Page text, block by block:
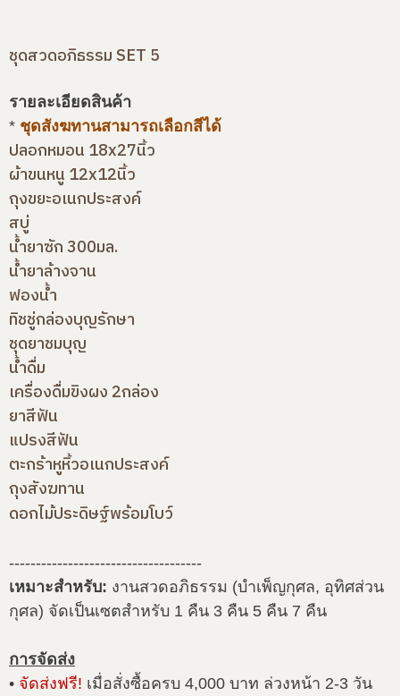
ชุดสวดอภิธรรม SET 5
รายละเอียดสินค้า
* ชุดสังฆทานสามารถเลือกสีได้
ปลอกหมอน 18x27นิ้ว
ผ้าขนหนู 12x12นิ้ว
ถุงขยะอเนกประสงค์
สบู่
น้ำยาซัก 300มล.
น้ำยาล้างจาน
ฟองน้ำ
ทิชชู่กล่องบุญรักษา
ชุดยาชมบุญ
น้ำดื่ม
เครื่องดื่มขิงผง 2กล่อง
ยาสีฟัน
แปรงสีฟัน
ตะกร้าหูหิ้วอเนกประสงค์
ถุงสังฆทาน
ดอกไม้ประดิษฐ์พร้อมโบว์
------------------------------------
เหมาะสำหรับ: งานสวดอภิธรรม (บำเพ็ญกุศล, อุทิศส่วน
กุศล) จัดเป็นเซตสำหรับ 1 คืน 3 คืน 5 คืน 7 คืน
การจัดส่ง
• จัดส่งฟรี! เมื่อสั่งซื้อครบ 4,000 บาท ล่วงหน้า 2-3 วัน